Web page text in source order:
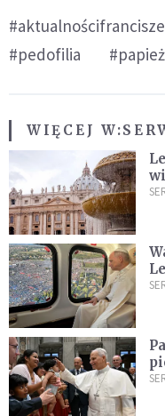
#pedofilia
WIĘCEJ W:
ją